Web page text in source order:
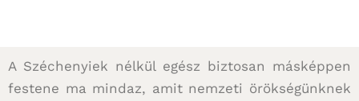
A Széchenyiek nélkül egész biztosan másképpen
festene ma mindaz, amit nemzeti örökségünknek